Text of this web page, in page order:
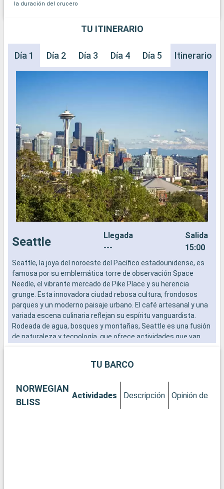
la duración del crucero
TU ITINERARIO
Día 1 Día 2 Día 3 Día 4 Día 5 Día 6 Día
Itinerario
Seattle
Llegada
---
Salida
15:00
Seattle, la joya del noroeste del Pacífico estadounidense, es
famosa por su emblemática torre de observación Space
Needle, el vibrante mercado de Pike Place y su herencia
grunge. Esta innovadora ciudad rebosa cultura, frondosos
parques y un moderno paisaje urbano. El café artesanal y una
variada escena culinaria reflejan su espíritu vanguardista.
Rodeada de agua, bosques y montañas, Seattle es una fusión
de naturaleza y tecnología, que ofrece actividades que van
TU BARCO
NORWEGIAN
BLISS
Actividades Descripción Opinión del